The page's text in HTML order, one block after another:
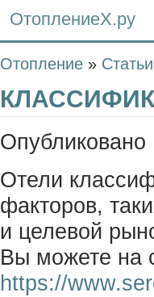
ОтоплениеХ.ру
Отопление » Статьи
Отели
факторов,
и целевой
Вы можете на
https://